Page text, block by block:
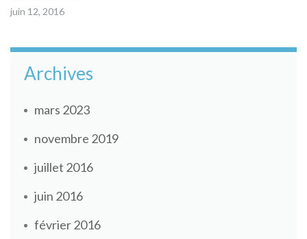
juin 12, 2016
Archives
mars 2023
novembre 2019
juillet 2016
juin 2016
février 2016